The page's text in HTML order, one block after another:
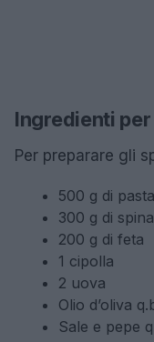
Ingredienti
Per preparare gli
500 g di
300 g di
200 g di feta
1 cipolla
2 uova
Olio d’oliva
Sale e pepe